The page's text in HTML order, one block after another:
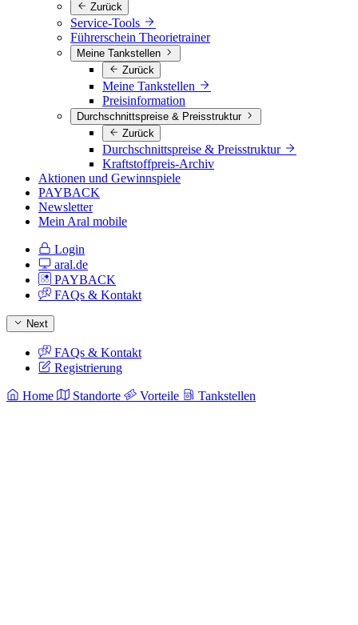
Zurück
Service-Tools
Führerschein Theorietrainer
Meine Tankstellen
Zurück
Meine Tankstellen
Preisinformation
Durchschnittspreise & Preisstruktur
Zurück
Durchschnittspreise & Preisstruktur
Kraftstoffpreis-Archiv
Aktionen und Gewinnspiele
PAYBACK
Newsletter
Mein Aral mobile
Login
aral.de
PAYBACK
FAQs & Kontakt
Next
FAQs & Kontakt
Registrierung
Home Standorte Vorteile Tankstellen